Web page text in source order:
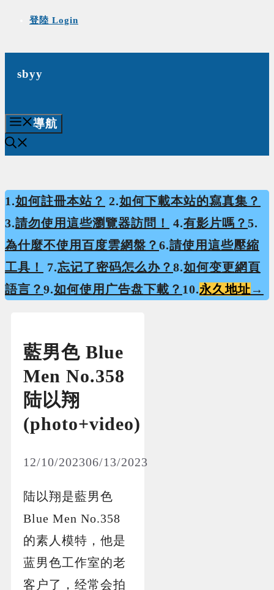
登陸 Login
sbyy
導航
1.如何註冊本站？ 2.如何下載本站的寫真集？
3.請勿使用這些瀏覽器訪問！ 4.有影片嗎？ 5.
為什麼不使用百度雲網盤？ 6.請使用這些壓縮
工具！
7.忘记了密码怎么办？ 8.如何变更網頁
語言？ 9.如何使用广告盘下載？ 10.永久地址 →
藍男色 Blue
Men No.358
陆以翔
(photo+video)
12/10/202306/13/2023
陆以翔是藍男色
Blue Men No.358
的素人模特，他是
蓝男色工作室的老
客户了，经常会拍